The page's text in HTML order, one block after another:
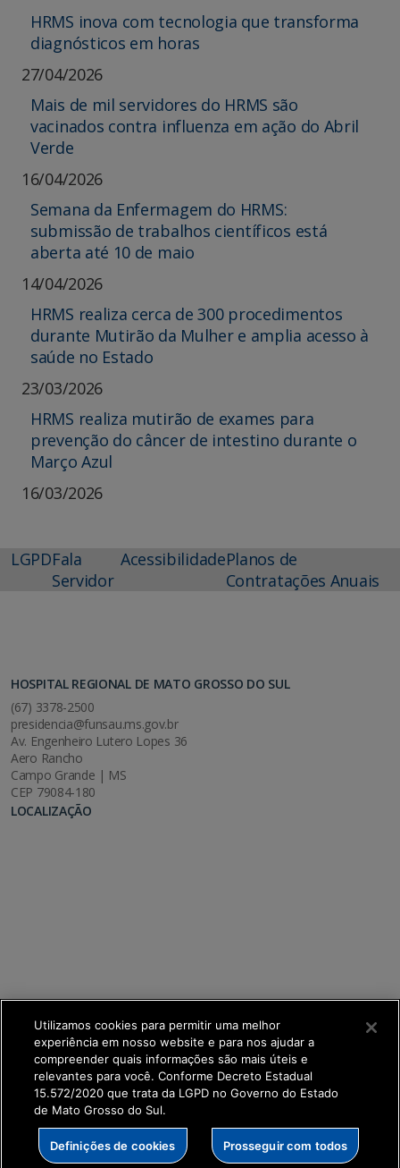
HRMS inova com tecnologia que transforma
diagnósticos em horas
27/04/2026
Mais de mil servidores do HRMS são
vacinados contra influenza em ação do Abril
Verde
16/04/2026
Semana da Enfermagem do HRMS:
submissão de trabalhos científicos está
aberta até 10 de maio
14/04/2026
HRMS realiza cerca de 300 procedimentos
durante Mutirão da Mulher e amplia acesso à
saúde no Estado
23/03/2026
HRMS realiza mutirão de exames para
prevenção do câncer de intestino durante o
Março Azul
16/03/2026
LGPDFala
Servidor
AcessibilidadePlanos de
Contratações Anuais
HOSPITAL REGIONAL DE MATO GROSSO DO SUL
(67) 3378-2500
presidencia@funsau.ms.gov.br
Av. Engenheiro Lutero Lopes 36
Aero Rancho
Campo Grande | MS
CEP 79084-180
LOCALIZAÇÃO
SETDIG | Secretaria-Executiva de Transformação
Digital
Utilizamos cookies para permitir uma melhor
experiência em nosso website e para nos ajudar a
compreender quais informações são mais úteis e
relevantes para você. Conforme Decreto Estadual
15.572/2020 que trata da LGPD no Governo do Estado
de Mato Grosso do Sul.
Definições de cookies Prosseguir com todos